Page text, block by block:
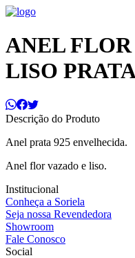
ANEL
LISO
Descrição do Produto
Anel prata 925 envelhecida.
Anel flor vazado e liso.
Institucional
Conheça a Soriela
Seja nossa Revendedora
Showroom
Fale Conosco
Social